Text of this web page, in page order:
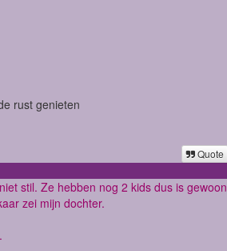
rust genieten
Quote
stil. Ze hebben nog 2 kids dus is gewoon
zei mijn dochter.